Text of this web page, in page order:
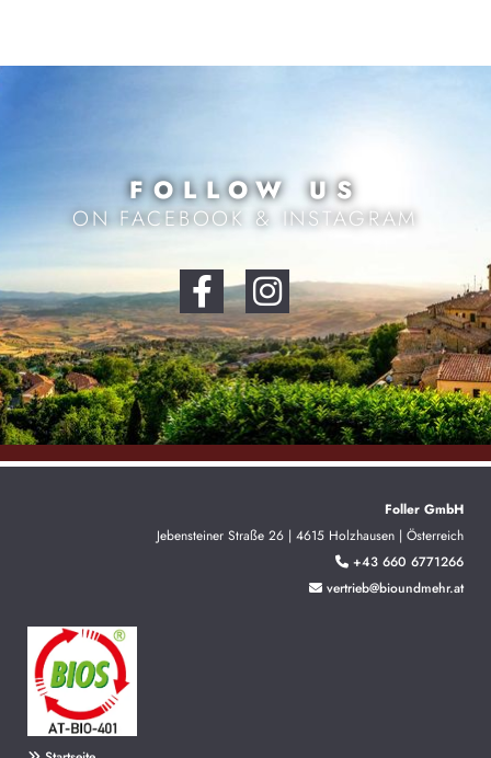
FOLLOW US
ON FACEBOOK & INSTAGRAM
Foller GmbH
Jebensteiner Straße 26 | 4615 Holzhausen | Österreich
 +43 660 6771266
 vertrieb@bioundmehr.at